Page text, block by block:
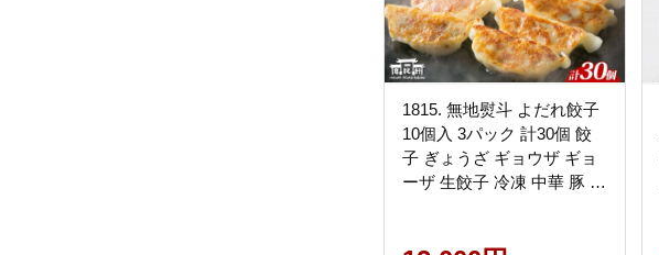
1815. 無地熨斗 よだれ餃子
10個入 3パック 計30個 餃
子 ぎょうざ ギョウザ ギョ
ーザ 生餃子 冷凍 中華 豚 昇